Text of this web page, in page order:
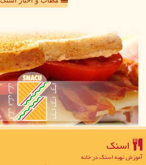
اسنك
آموزش تهیه اسنک در خانه